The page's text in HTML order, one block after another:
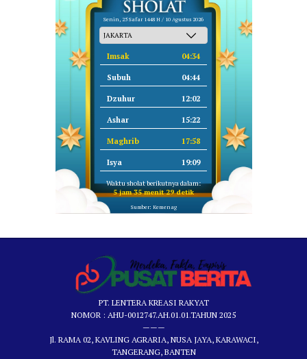
Senin, 25 Safar 1448 H / 10 Agustus 2026
Imsak 04:34
Subuh 04:44
Dzuhur 12:02
Ashar 15:22
Maghrib 17:58
Isya 19:09
Waktu sholat berikutnya dalam:
5 jam 35 menit 29 detik
Sumber: Kemenag
PT. LENTERA KREASI RAKYAT
NOMOR : AHU-0012747.AH.01.01.TAHUN 2025
———
Jl. RAMA 02, KAVLING AGRARIA, NUSA JAYA, KARAWACI,
TANGERANG, BANTEN